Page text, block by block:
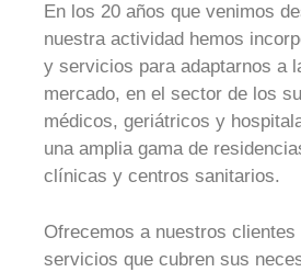
En los 20 años que venimos
nuestra actividad hemos
y servicios para adaptarnos a
mercado, en el sector de los
médicos, geriátricos y
una amplia gama de
clínicas y centros sanitarios.
Ofrecemos a nuestros
servicios que cubren sus